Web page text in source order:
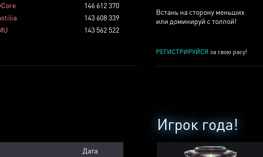
Встань на сторону меньших
или доминируй с толпой!
РЕГИСТРИРУЙСЯ за свою расу!
146 612 370
143 608 339
143 562 522
Игрок года!
Дата